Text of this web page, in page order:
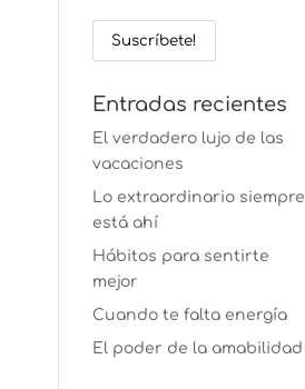
Entradas recientes
El verdadero lujo de las
vacaciones
Lo extraordinario siempre
está ahí
Hábitos para sentirte
mejor
Cuando te falta energía
El poder de la amabilidad